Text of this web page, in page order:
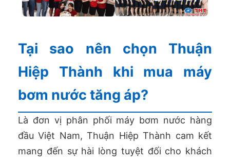
Tại sao nên chọn Thuận
Hiệp Thành khi mua máy
bơm nước tăng áp?
Là đơn vị phân phối máy bơm nước hàng
đầu Việt Nam, Thuận Hiệp Thành cam kết
mang đến sự hài lòng tuyệt đối cho khách